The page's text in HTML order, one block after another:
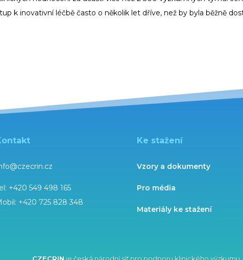
k inovativní léčbě často o několik let dříve, než by byla běžně
+420 549 498 165
+420 725 828 348
Ke stažení
Vzory a dokumenty
Pro média
Materiály ke stažení
CZECRIN je česká národní síť pro podporu klinického výzkumu